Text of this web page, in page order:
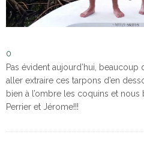
0
Pas évident aujourd’hui,
aller extraire ces tarpons d’en
bien à l’ombre les coquins et nous
Perrier et Jérome!!!